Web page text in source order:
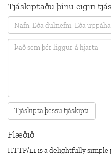
Tjáskiptaðu þínu eigin
Flæðið
HTTP/1.1 is a delightfully